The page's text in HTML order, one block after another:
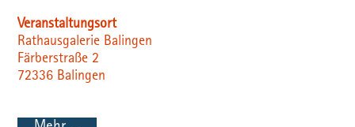
Veranstaltungsort
Rathausgalerie Balingen
Färberstraße 2
72336 Balingen